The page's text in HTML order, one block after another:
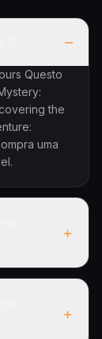
–
Questo
the
uma
+
+